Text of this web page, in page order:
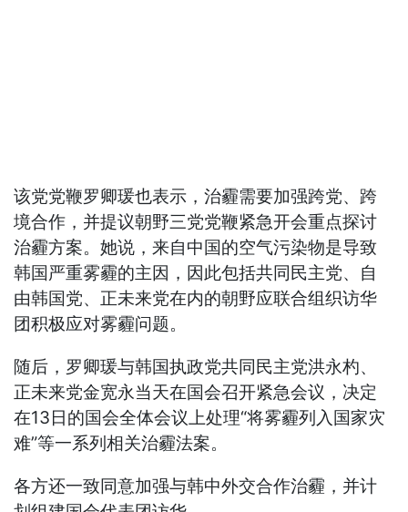
该党党鞭罗卿瑗也表示，治霾需要加强跨党、跨
境合作，并提议朝野三党党鞭紧急开会重点探讨
治霾方案。她说，来自中国的空气污染物是导致
韩国严重雾霾的主因，因此包括共同民主党、自
由韩国党、正未来党在内的朝野应联合组织访华
团积极应对雾霾问题。
随后，罗卿瑗与韩国执政党共同民主党洪永杓、
正未来党金宽永当天在国会召开紧急会议，决定
在13日的国会全体会议上处理“将雾霾列入国家灾
难”等一系列相关治霾法案。
各方还一致同意加强与韩中外交合作治霾，并计